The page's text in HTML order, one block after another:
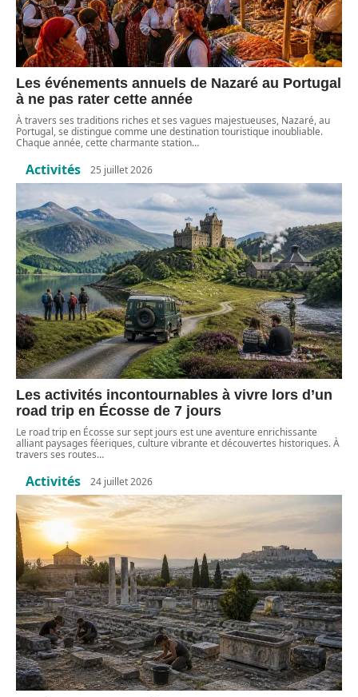
Les événements annuels de Nazaré au Portugal
à ne pas rater cette année
À travers ses traditions riches et ses vagues majestueuses, Nazaré, au
Portugal, se distingue comme une destination touristique inoubliable.
Chaque année, cette charmante station…
Activités 25 juillet 2026
Les activités incontournables à vivre lors d’un
road trip en Écosse de 7 jours
Le road trip en Écosse sur sept jours est une aventure enrichissante
alliant paysages féeriques, culture vibrante et découvertes historiques. À
travers ses routes…
Activités 24 juillet 2026